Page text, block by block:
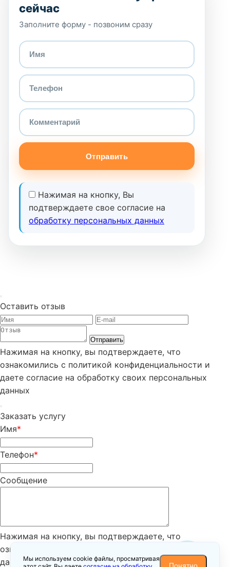
сейчас
Заполните форму - позвоним сразу
Отправить
Нажимая на кнопку, Вы
подтверждаете свое согласие на
обработку персональных данных
Оставить отзыв
Отправить
Нажимая на кнопку, вы подтверждаете, что
ознакомились с политикой конфиденциальности и
даете согласие на обработку своих персональных
данных
Заказать услугу
Имя*
Телефон*
Сообщение
Нажимая на кнопку, вы подтверждаете, что
ознакомились с
даете согласие на обработку своих персональных
Мы используем cookie файлы, просматривая